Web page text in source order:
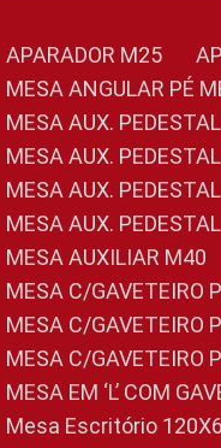
APARADOR M25
MESA ANGULAR PÉ
MESA AUX.
MESA AUX.
MESA AUX.
MESA AUX.
MESA AUXILIAR M40
MESA C/
MESA C/
MESA C/
MESA EM ‘L’ COM
Mesa Escritório